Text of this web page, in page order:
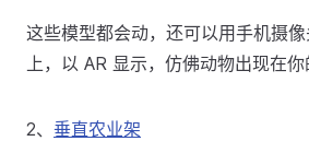
这些模型都会动，还可以用手机摄
上，以 AR 显示，仿佛动物出现在你
2、 垂直农业架